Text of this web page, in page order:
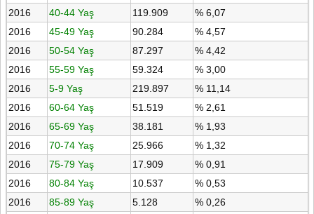
2016
40-44 Yaş 119.909
% 6,07
2016
45-49 Yaş 90.284
% 4,57
2016
50-54 Yaş 87.297
% 4,42
2016
55-59 Yaş 59.324
% 3,00
2016
5-9 Yaş 219.897
% 11,14
2016
60-64 Yaş 51.519
% 2,61
2016
65-69 Yaş 38.181
% 1,93
2016
70-74 Yaş 25.966
% 1,32
2016
75-79 Yaş 17.909
% 0,91
2016
80-84 Yaş 10.537
% 0,53
2016
85-89 Yaş 5.128
% 0,26